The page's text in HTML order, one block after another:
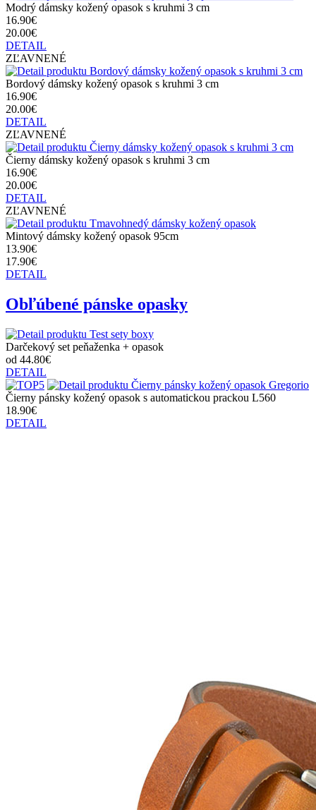
Modrý dámsky kožený opasok s kruhmi 3 cm
16.90€
20.00€
DETAIL
ZĽAVNENÉ
Bordový dámsky kožený opasok s kruhmi 3 cm
16.90€
20.00€
DETAIL
ZĽAVNENÉ
Čierny dámsky kožený opasok s kruhmi 3 cm
16.90€
20.00€
DETAIL
ZĽAVNENÉ
Mintový dámsky kožený opasok 95cm
13.90€
17.90€
DETAIL
Obľúbené pánske opasky
Darčekový set peňaženka + opasok
od 44.80€
DETAIL
Čierny pánsky kožený opasok s automatickou prackou L560
18.90€
DETAIL